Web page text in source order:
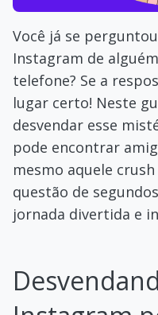
Você já se
Instagram de
telefone? Se a
lugar certo! Neste
desvendar esse
pode encontrar
mesmo aquele
questão de
jornada divertida e